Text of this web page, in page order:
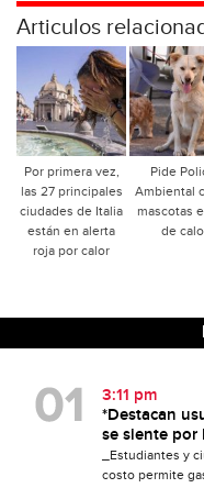
Articulos
Por primera vez,
las 27 principales
ciudades de Italia
están en alerta
roja por calor
Pide
Ambiental
mascotas
de
3:11 pm
*Destacan
se siente por
_Estudiantes y
costo permite